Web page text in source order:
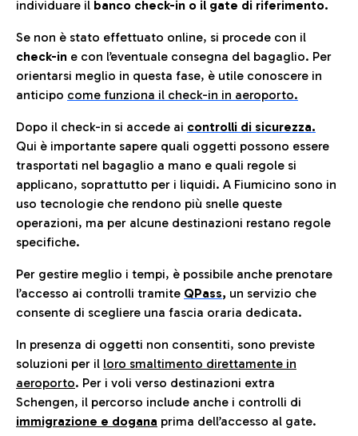
individuare il banco check-in o il gate di riferimento.
Se non è stato effettuato online, si procede con il
check-in e con l’eventuale consegna del bagaglio. Per
orientarsi meglio in questa fase, è utile conoscere in
anticipo come funziona il check-in in aeroporto.
Dopo il check-in si accede ai controlli di sicurezza.
Qui è importante sapere quali oggetti possono essere
trasportati nel bagaglio a mano e quali regole si
applicano, soprattutto per i liquidi. A Fiumicino sono in
uso tecnologie che rendono più snelle queste
operazioni, ma per alcune destinazioni restano regole
specifiche.
Per gestire meglio i tempi, è possibile anche prenotare
l’accesso ai controlli tramite QPass, un servizio che
consente di scegliere una fascia oraria dedicata.
In presenza di oggetti non consentiti, sono previste
soluzioni per il loro smaltimento direttamente in
aeroporto. Per i voli verso destinazioni extra
Schengen, il percorso include anche i controlli di
immigrazione e dogana prima dell’accesso al gate.